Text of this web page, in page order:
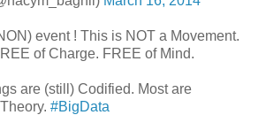
event ! This is NOT a Movement.
of Charge. FREE of Mind.
are (still) Codified. Most are
Theory. #BigData